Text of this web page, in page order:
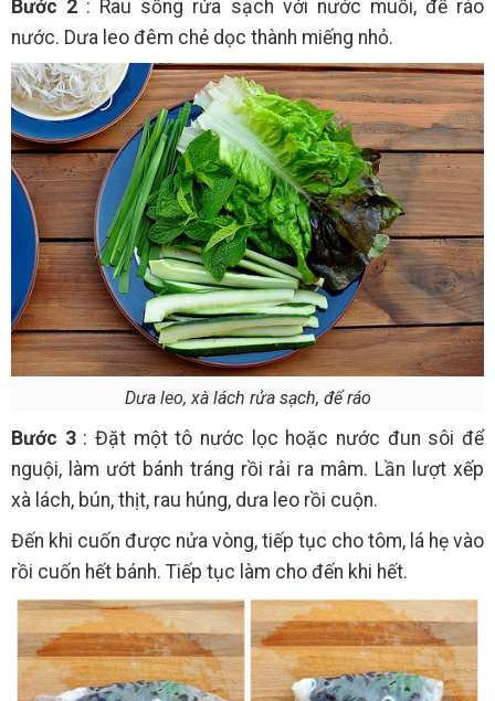
Bước 2 : Rau sống rửa sạch với nước muối, để ráo
nước. Dưa leo đêm chẻ dọc thành miếng nhỏ.
Dưa leo, xà lách rửa sạch, để ráo
Bước 3: Đặt một tô nước lọc hoặc nước đun sôi để
nguội, làm ướt bánh tráng rồi rải ra mâm. Lần lượt xếp
xà lách, bún, thịt, rau húng, dưa leo rồi cuộn.
Đến khi cuốn được nửa vòng, tiếp tục cho tôm, lá hẹ vào
rồi cuốn hết bánh. Tiếp tục làm cho đến khi hết.